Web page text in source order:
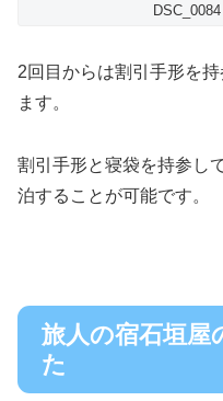
DSC_0084
2回目からは割引手形を
ます。
割引手形と寝袋を持参し
泊することが可能です。
旅人の宿石垣屋
た